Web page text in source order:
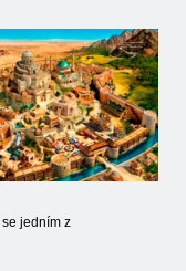
jedním z